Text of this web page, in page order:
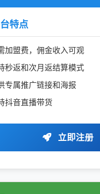
特点
加盟费，佣金收入可观
秒返和次月返结算模式
专属推广链接和海报
抖音直播带货
立即注册